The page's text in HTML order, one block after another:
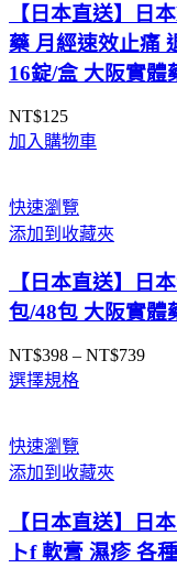
【日本直送】日
藥 月經速效止痛
16錠/盒 大阪實體
NT$125
加入購物車
快速瀏覽
添加到收藏夾
【日本直送】日
包/48包 大阪實體
NT$398 – NT$739價
選擇規格
快速瀏覽
添加到收藏夾
【日本直送】日
トf 軟膏 濕疹 各